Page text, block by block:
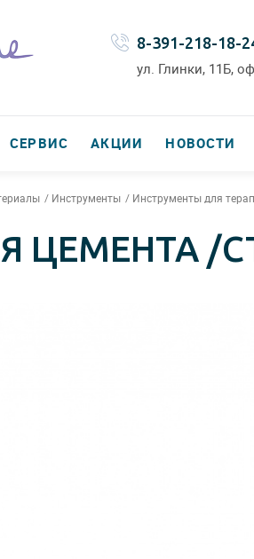
8-391-218-18-
ул. Глинки, 11Б,
СЕРВИС АКЦИИ НОВОСТИ
Инструменты Инструменты для
ЦЕМЕНТА /